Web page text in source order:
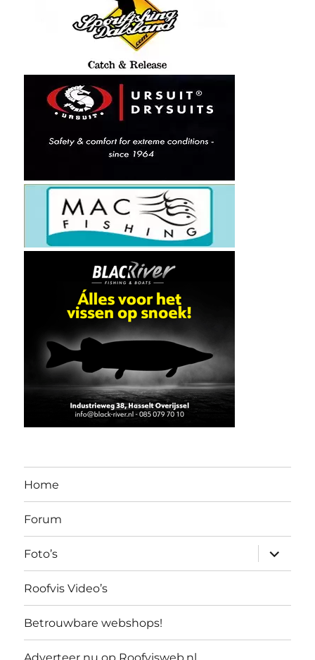
Home
Forum
Foto’s
Roofvis Video’s
Betrouwbare webshops!
Adverteer nu op Roofvisweb.nl